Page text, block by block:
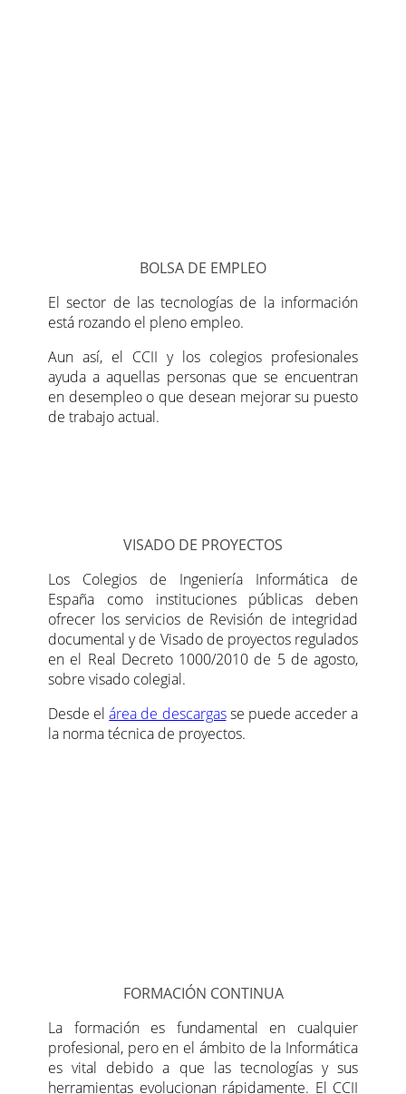
BOLSA DE EMPLEO
El sector de las tecnologías de la información
está rozando el pleno empleo.
Aun así, el CCII y los colegios profesionales
ayuda a aquellas personas que se encuentran
en desempleo o que desean mejorar su puesto
de trabajo actual.
VISADO DE PROYECTOS
Los Colegios de Ingeniería Informática de
España como instituciones públicas deben
ofrecer los servicios de Revisión de integridad
documental y de Visado de proyectos regulados
en el Real Decreto 1000/2010 de 5 de agosto,
sobre visado colegial.
Desde elárea de descargasse puede acceder a
la norma técnica de proyectos.
FORMACIÓN CONTINUA
La formación es fundamental en cualquier
profesional, pero en el ámbito de la Informática
es vital debido a que las tecnologías y sus
herramientas evolucionan rápidamente. El CCII